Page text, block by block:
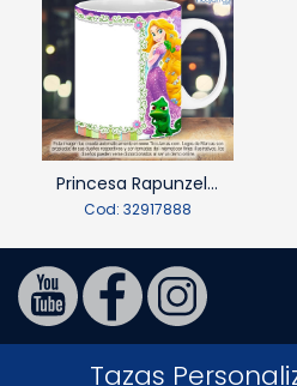
Princesa Rapunzel...
Cod: 32917888
Tazas